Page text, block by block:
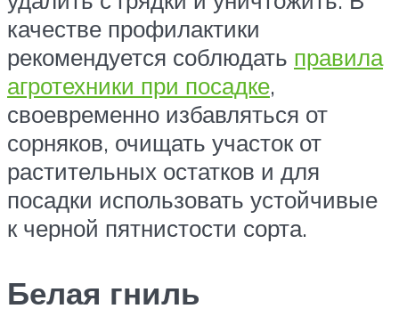
качестве профилактики
рекомендуется соблюдать правила
агротехники при посадке,
своевременно избавляться от
сорняков, очищать участок от
растительных остатков и для
посадки использовать устойчивые
к черной пятнистости сорта.
Белая гниль